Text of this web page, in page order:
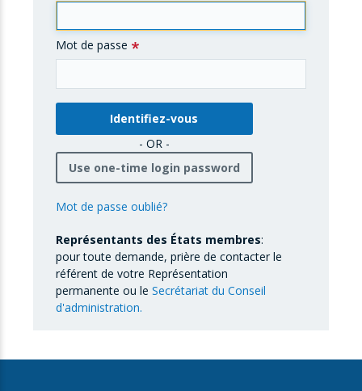
Mot de passe
- OR -
Use one-time login password
Mot de passe oublié?
Représentants des États membres:
pour toute demande, prière de contacter le
référent de votre Représentation
permanente ou le Secrétariat du Conseil
d'administration.